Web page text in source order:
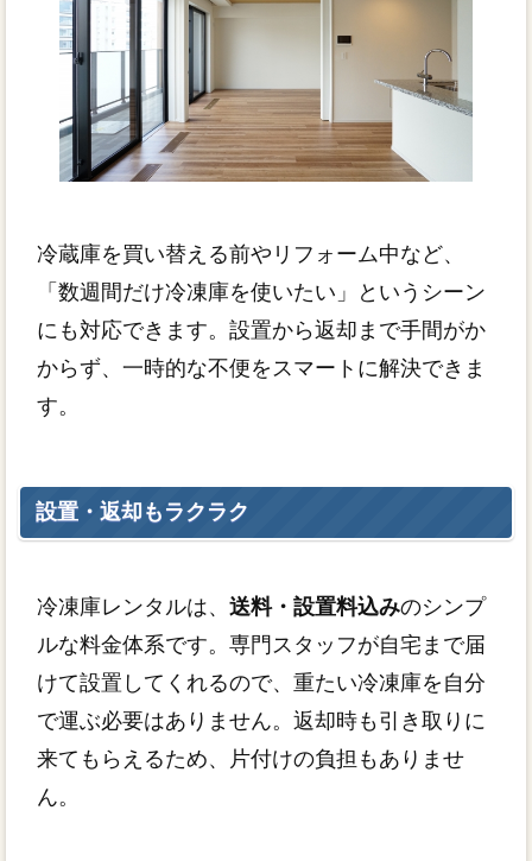
冷蔵庫を買い替える前やリフォーム中など、
「数週間だけ冷凍庫を使いたい」というシーン
にも対応できます。設置から返却まで手間がか
からず、一時的な不便をスマートに解決できま
す。
設置・返却もラクラク
冷凍庫レンタルは、 送料・設置料込みのシンプ
ルな料金体系です。専門スタッフが自宅まで届
けて設置してくれるので、重たい冷凍庫を自分
で運ぶ必要はありません。返却時も引き取りに
来てもらえるため、片付けの負担もありませ
ん。